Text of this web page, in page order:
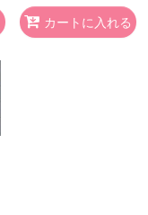
カートに入れる